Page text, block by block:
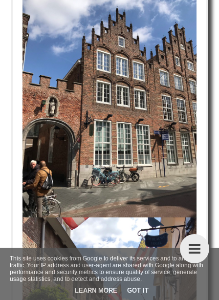
This site uses cookies from Google to deliver its services and to analyze
traffic. Your IP address and user-agent are shared with Google along with
performance and security metrics to ensure quality of service, generate
usage statistics, and to detect and address abuse.
LEARN MORE GOT IT